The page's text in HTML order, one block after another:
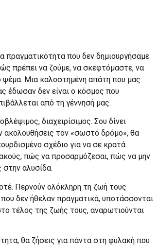
πραγματικότητα που δεν δημιουργήσαμε
πρέπει να ζούμε, να σκεφτόμαστε, να
ψέμα. Μια καλοστημένη απάτη που μας
έδωσαν δεν είναι ο κόσμος που
από τη γέννησή μας.
διαχειρίσιμος. Σου δίνει
ακολουθήσεις τον «σωστό δρόμο», θα
σχέδιο για να σε κρατά
πώς να προσαρμόζεσαι, πώς να μην
στην αλυσίδα.
Περνούν ολόκληρη τη ζωή τους
δεν ήθελαν πραγματικά, υποτάσσονται
τέλος της ζωής τους, αναρωτιούνται
θα ζήσεις για πάντα στη φυλακή που